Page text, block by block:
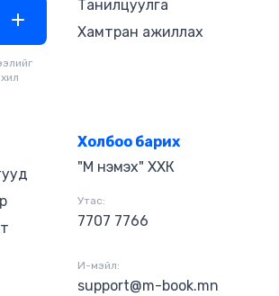
Танилцуулга
Хамтран ажиллах
Холбоо барих
"М нэмэх" ХХК
Утас:
7707 7766
И-мэйл:
support@m-book.mn